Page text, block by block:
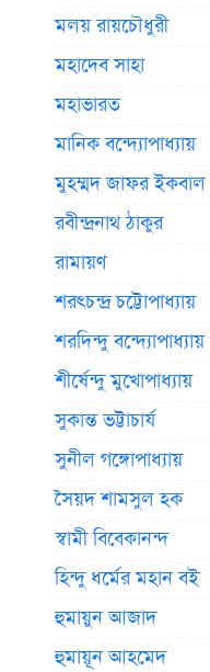
মলয় রায়চৌধুরী
মহাদেব সাহা
মহাভারত
মানিক বন্দ্যোপাধ্যায়
মুহম্মদ জাফর ইকবাল
রবীন্দ্রনাথ ঠাকুর
রামায়ণ
শরৎচন্দ্র চট্টোপাধ্যায়
শরদিন্দু বন্দ্যোপাধ্যায়
শীর্ষেন্দু মুখোপাধ্যায়
সুকান্ত ভট্টাচার্য
সুনীল গঙ্গোপাধ্যায়
সৈয়দ শামসুল হক
স্বামী বিবেকানন্দ
হিন্দু ধর্মের মহান বই
হুমায়ুন আজাদ
হুমায়ূন আহমেদ